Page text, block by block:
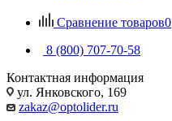
Сравнение товаров0
8 (800) 707-70-58
Контактная информация
ул. Янковского, 169
zakaz@optolider.ru